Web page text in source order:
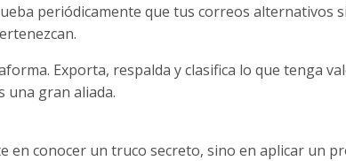
periódicamente que tus correos alternativos
Exporta, respalda y clasifica lo que tenga
una gran aliada.
en conocer un truco secreto, sino en aplicar un